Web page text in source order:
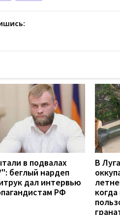
в подвалах
беглый нардеп
дал интервью
РФ
В